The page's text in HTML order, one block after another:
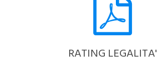
RATING LEGALITA'